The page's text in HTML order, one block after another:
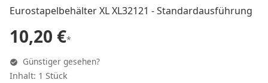
Eurostapelbehälter XL XL32121 - Standardausführung
10,20 €*
Günstiger gesehen?
Inhalt: 1 Stück